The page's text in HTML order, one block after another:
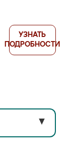
УЗНАТЬ
ПОДРОБНОСТИ
▼